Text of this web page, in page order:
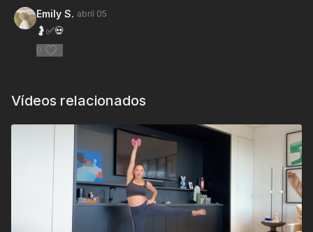
Emily S. abril 05
🤰✅💀
0
Vídeos relacionados